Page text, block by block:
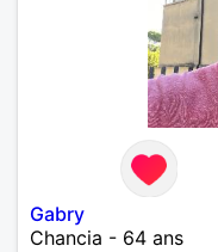
Gabry
Chancia - 64 ans